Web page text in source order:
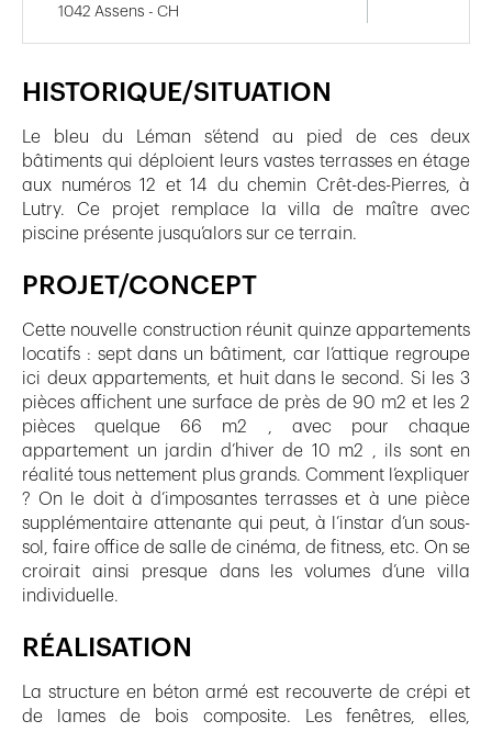
HISTORIQUE/SITUATION
Le bleu du Léman s’étend au pied de ces deux
bâtiments qui déploient leurs vastes terrasses en étage
aux numéros 12 et 14 du chemin Crêt-des-Pierres, à
Lutry. Ce projet remplace la villa de maître avec
piscine présente jusqu’alors sur ce terrain.
PROJET/CONCEPT
Cette nouvelle construction réunit quinze appartements
locatifs : sept dans un bâtiment, car l’attique regroupe
ici deux appartements, et huit dans le second. Si les 3
pièces affichent une surface de près de 90 m2 et les 2
pièces quelque 66 m2 , avec pour chaque
appartement un jardin d’hiver de 10 m2 , ils sont en
réalité tous nettement plus grands. Comment l’expliquer
? On le doit à d’imposantes terrasses et à une pièce
supplémentaire attenante qui peut, à l’instar d’un sous-
sol, faire office de salle de cinéma, de fitness, etc. On se
croirait ainsi presque dans les volumes d’une villa
individuelle.
RÉALISATION
La structure en béton armé est recouverte de crépi et
de lames de bois composite. Les fenêtres, elles,
1042 Assens - CH